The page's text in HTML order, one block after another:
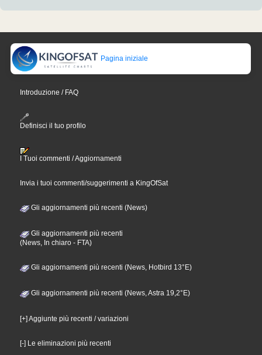
Pagina iniziale
Introduzione / FAQ
Definisci il tuo profilo
I Tuoi commenti / Aggiornamenti
Invia i tuoi commenti/suggerimenti a KingOfSat
Gli aggiornamenti più recenti (News)
Gli aggiornamenti più recenti
(News, In chiaro - FTA)
Gli aggiornamenti più recenti (News, Hotbird 13°E)
Gli aggiornamenti più recenti (News, Astra 19,2°E)
[+] Aggiunte più recenti / variazioni
[-] Le eliminazioni più recenti